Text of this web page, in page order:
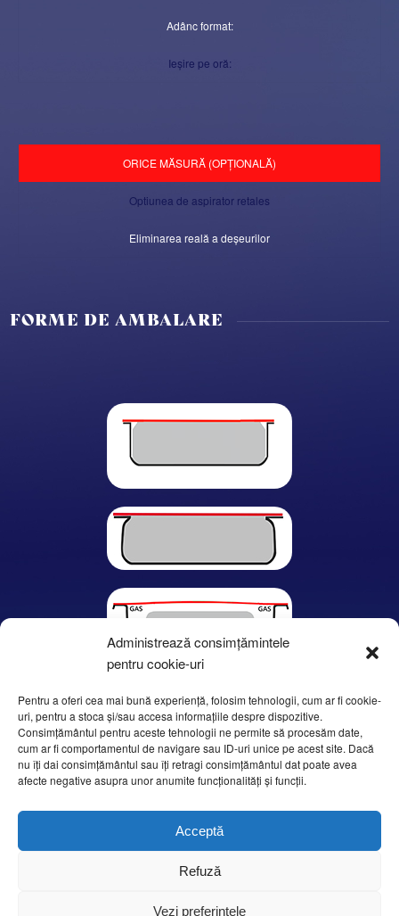
Administrează consimțămintele
pentru cookie-uri
Pentru a oferi cea mai bună experiență, folosim tehnologii, cum ar fi cookie-
uri, pentru a stoca și/sau accesa informațiile despre dispozitive.
Consimțământul pentru aceste tehnologii ne permite să procesăm date,
cum ar fi comportamentul de navigare sau ID-uri unice pe acest site. Dacă
nu îți dai consimțământul sau îți retragi consimțământul dat poate avea
afecte negative asupra unor anumite funcționalități și funcții.
Acceptă
Refuză
Vezi preferințele
Adânc format:
Ieșire pe oră:
ORICE MĂSURĂ (OPȚIONALĂ)
Optiunea de aspirator retales
Eliminarea reală a deșeurilor
FORME DE AMBALARE